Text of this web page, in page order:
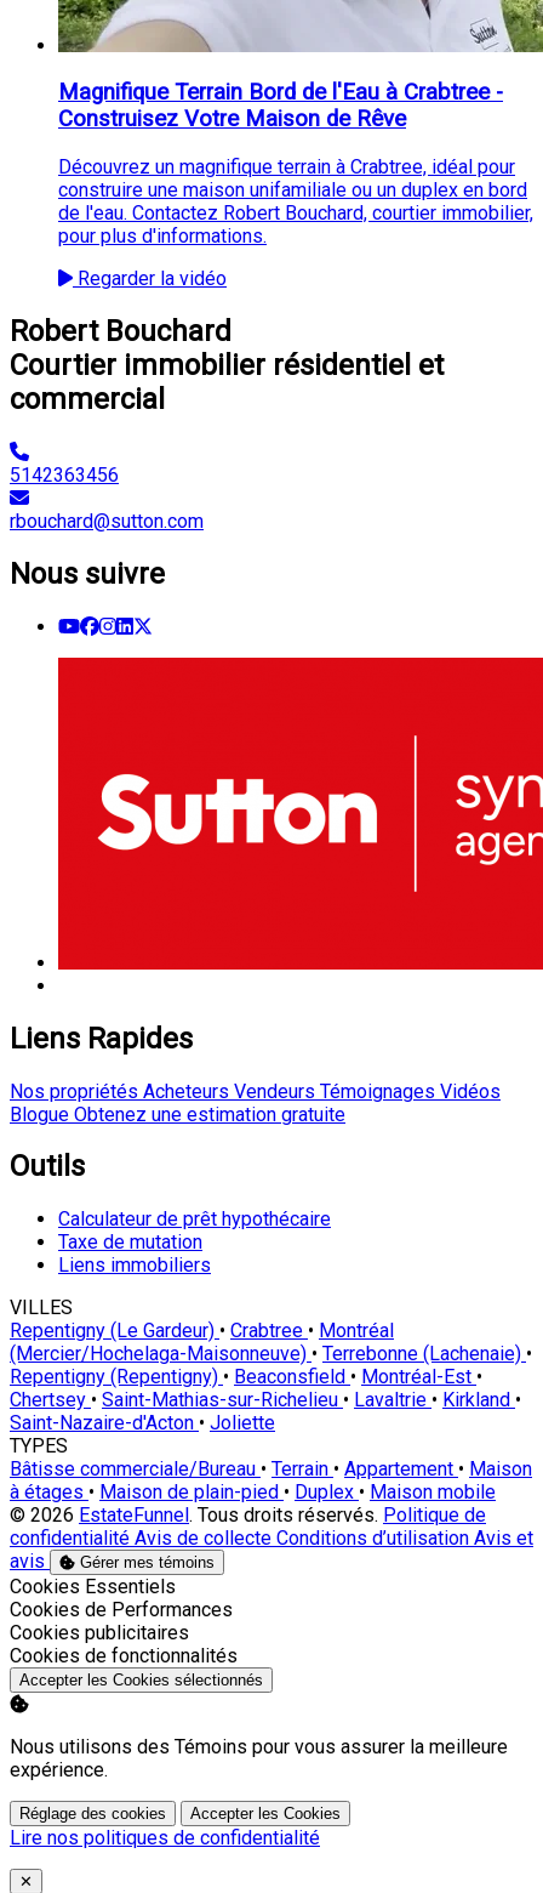
Magnifique Terrain Bord de l'Eau à Crabtree -
Construisez Votre Maison de Rêve
Découvrez un magnifique terrain à Crabtree, idéal pour
construire une maison unifamiliale ou un duplex en bord
de l'eau. Contactez Robert Bouchard, courtier immobilier,
pour plus d'informations.
Regarder la vidéo
Robert Bouchard
Courtier immobilier résidentiel et
commercial
5142363456
rbouchard@sutton.com
Nous suivre
Liens Rapides
Nos propriétés Acheteurs Vendeurs Témoignages Vidéos
Blogue Obtenez une estimation gratuite
Outils
Calculateur de prêt hypothécaire
Taxe de mutation
Liens immobiliers
VILLES
Repentigny (Le Gardeur) • Crabtree • Montréal
(Mercier/Hochelaga-Maisonneuve) • Terrebonne (Lachenaie) •
Repentigny (Repentigny) • Beaconsfield • Montréal-Est •
Chertsey • Saint-Mathias-sur-Richelieu • Lavaltrie • Kirkland •
Saint-Nazaire-d'Acton • Joliette
TYPES
Bâtisse commerciale/Bureau • Terrain • Appartement • Maison
à étages • Maison de plain-pied • Duplex • Maison mobile
© 2026 EstateFunnel . Tous droits réservés. Politique de
confidentialité Avis de collecte Conditions d’utilisation Avis et
avis
Gérer mes témoins
Activer
Cookies Essentiels
Activer
Cookies de Performances
Activer
Cookies publicitaires
Activer
Cookies de fonctionnalités
Accepter les Cookies sélectionnés
Nous utilisons des Témoins pour vous assurer la meilleure
expérience.
Réglage des cookies Accepter les Cookies
Lire nos politiques de confidentialité
Close
✕